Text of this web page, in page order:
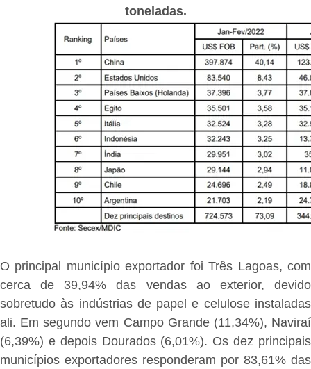
toneladas.
O principal município exportador foi Três Lagoas, com
cerca de 39,94% das vendas ao exterior, devido
sobretudo às indústrias de papel e celulose instaladas
ali. Em segundo vem Campo Grande (11,34%), Naviraí
(6,39%) e depois Dourados (6,01%). Os dez principais
municípios exportadores responderam por 83,61% das